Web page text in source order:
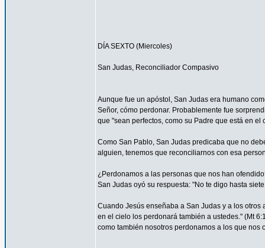
DÍA SEXTO (Miercoles)
San Judas, Reconciliador Compasivo
Aunque fue un apóstol, San Judas era humano
Señor, cómo perdonar. Probablemente fue
que "sean perfectos, como su Padre que está en el
Como San Pablo, San Judas predicaba que no
alguien, tenemos que reconciliarnos con esa
¿Perdonamos a las personas que nos han
San Judas oyó su respuesta: "No te digo hasta
Cuando Jesús enseñaba a San Judas y a los
en el cielo los perdonará también a ustedes." (Mt
como también nosotros perdonamos a los que nos